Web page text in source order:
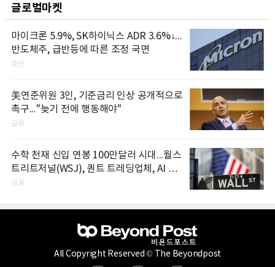
글로벌마켓
마이크론 5.9%, SK하이닉스 ADR 3.6%↓...
반도체주, 급반등에 따른 조정 국면
증권
美연준위원 3인, 기준금리 인상 공개적으로
촉구..."늦기 전에 행동해야"
금융
수학 천재 신입 연봉 100만달러 시대...월스
트리트저널(WSJ), 퀀트 트레딩업체, AI 기
업들 인재 확보 경쟁
금융
All Copyright Reserved © The Beyondpost